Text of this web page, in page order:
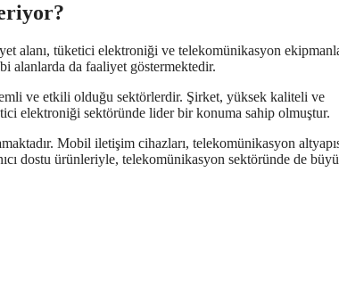
alanı, tüketici elektroniği ve telekomünikasyon
alanlarda da faaliyet göstermektedir.
ve etkili olduğu sektörlerdir. Şirket, yüksek kaliteli ve
elektroniği sektöründe lider bir konuma sahip olmuştur.
Mobil iletişim cihazları, telekomünikasyon
dostu ürünleriyle, telekomünikasyon sektöründe de